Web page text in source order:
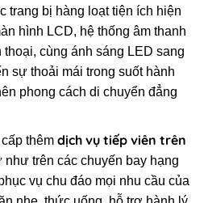
trang bị hàng loạt tiện ích hiện
hình LCD, hệ thống âm thanh
cùng ánh sáng LED sang
sự thoải mái trong suốt hành
phong cách di chuyển đẳng
thêm dịch vụ tiếp viên trên
trên các chuyến bay hạng
vụ chu đáo mọi nhu cầu của